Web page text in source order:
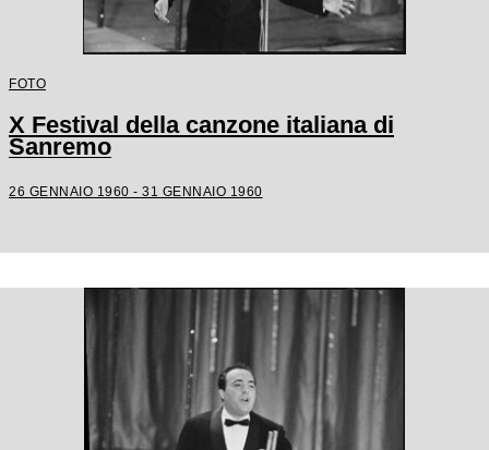
FOTO
X Festival della canzone italiana di
Sanremo
26 GENNAIO 1960 - 31 GENNAIO 1960